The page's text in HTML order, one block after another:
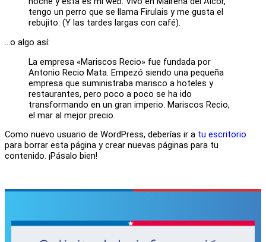
tengo un perro que se llama Firulais y me gusta el
rebujito. (Y las tardes largas con café).
…o algo así:
La empresa «Mariscos Recio» fue fundada por
Antonio Recio Mata. Empezó siendo una pequeña
empresa que suministraba marisco a hoteles y
restaurantes, pero poco a poco se ha ido
transformando en un gran imperio. Mariscos Recio,
el mar al mejor precio.
Como nuevo usuario de WordPress, deberías ir a tu escritorio
para borrar esta página y crear nuevas páginas para tu
contenido. ¡Pásalo bien!